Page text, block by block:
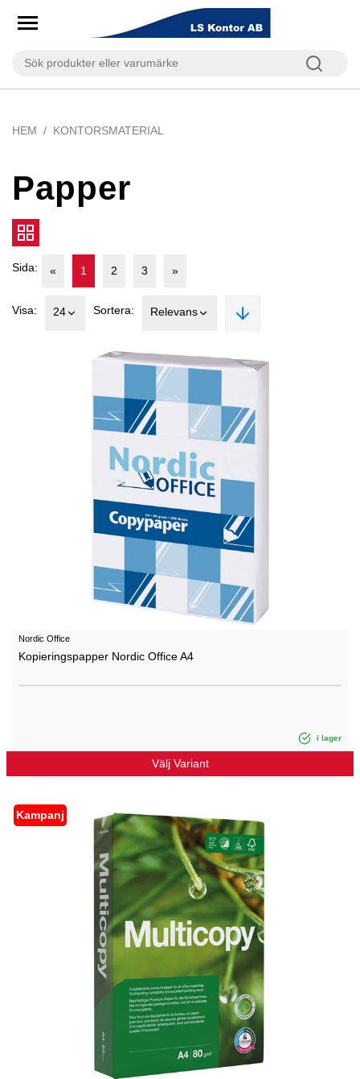
HEM KONTORSMATERIAL
Papper
Sida: « 1 2 3 »
Visa: 24 Sortera: Relevans
Nordic Office
Kopieringspapper Nordic Office A4
i lager
Välj Variant
Kampanj